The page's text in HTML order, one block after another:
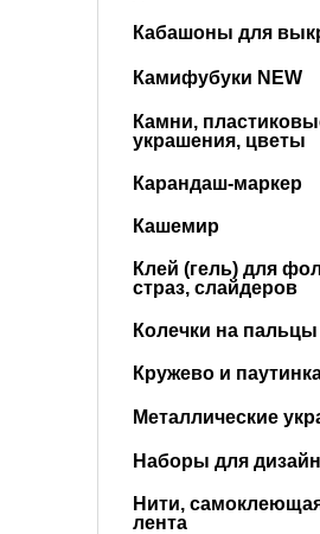
Кабашоны для
Камифубуки NEW
Камни,
украшения, цветы
Карандаш-маркер
Кашемир
Клей (гель) для
страз, слайдеров
Колечки на пальцы
Кружево и
Металлические
Наборы для
Нити,
лента